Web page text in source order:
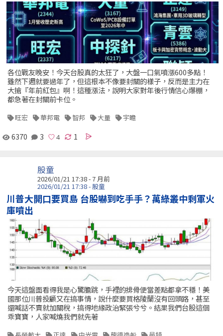
各位戰友晚安！今天台股真的太狂了，大盤一口氣噴漲600多點！
雖然下週就要過年了，但這根本不像要封關的樣子，反而是主力在
大搶『年前紅包』啊！這種漲法，說明大家對年後行情信心爆棚，
都急著在封關前卡位。
旺宏 華邦電 智邦 大量 宇瞻
6370 3 1
股童
2026/01/21 17:38 - 7 月前
2026/01/21 17:38 - 股童
川普大開口要買島 台股嚇到吃手手？萬綠叢中剩軍火
庫噴出
今天這盤面看得我是心驚膽跳，手裡的排骨便當差點都拿不穩！美
國那位川普投顧又在搞事情，說什麼要買格陵蘭沒有回頭路，甚至
還喊話不賣就加關稅，搞得地緣政治緊張兮兮。結果我們台股這個
乖寶寶，人家喊燒我們就先著